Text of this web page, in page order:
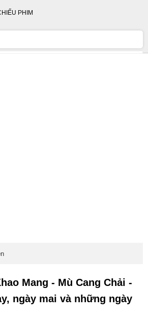
Mang - Mù Cang Chải -
ngày mai và những ngày
PHIM